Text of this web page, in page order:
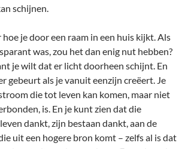
schijnen.
hoe je door een raam in een huis kijkt. Als
was, zou het dan enig nut hebben?
je wilt dat er licht doorheen schijnt. En
gebeurt als je vanuit eenzijn creëert. Je
die tot leven kan komen, maar niet
is. En je kunt zien dat die
dankt, zijn bestaan dankt, aan de
uit een hogere bron komt – zelfs al is dat